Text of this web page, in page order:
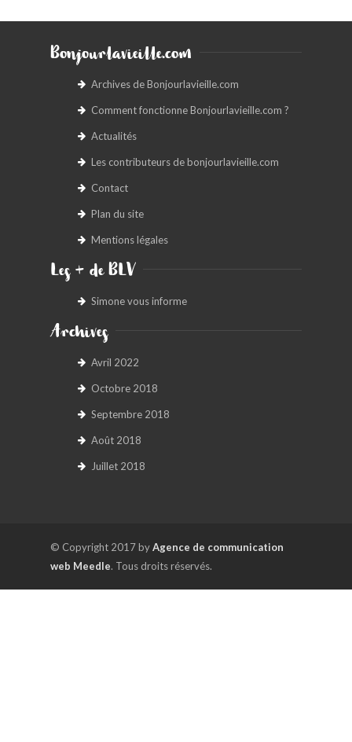
Bonjourlavieille.com
Archives de Bonjourlavieille.com
Comment fonctionne Bonjourlavieille.com ?
Actualités
Les contributeurs de bonjourlavieille.com
Contact
Plan du site
Mentions légales
Les + de BLV
Simone vous informe
Archives
Avril 2022
Octobre 2018
Septembre 2018
Août 2018
Juillet 2018
© Copyright 2017 byAgence de communication
web Meedle. Tous droits réservés.